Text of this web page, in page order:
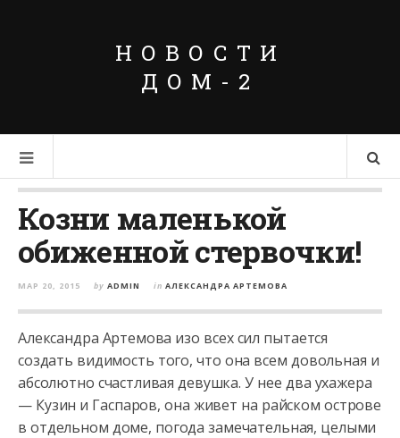
НОВОСТИ
ДОМ-2
Козни маленькой
обиженной стервочки!
МАР 20, 2015 by ADMIN in АЛЕКСАНДРА АРТЕМОВА
Александра Артемова изо всех сил пытается
создать видимость того, что она всем довольная и
абсолютно счастливая девушка. У нее два ухажера
— Кузин и Гаспаров, она живет на райском острове
в отдельном доме, погода замечательная, целыми